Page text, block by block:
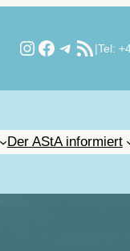
Instagram
Facebook
RSS-Feed
|Tel:
Der AStA informiert